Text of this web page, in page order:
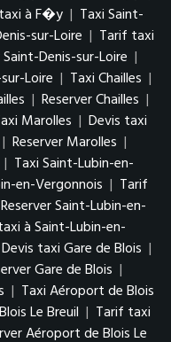
à F�y | Taxi Saint-
sur-Loire | Tarif taxi
Saint-Denis-sur-Loire |
Loire | Taxi Chailles |
| Reserver Chailles |
Marolles | Devis taxi
| Reserver Marolles |
| Taxi Saint-Lubin-en-
en-Vergonnois | Tarif
Reserver Saint-Lubin-en-
à Saint-Lubin-en-
Devis taxi Gare de Blois |
Gare de Blois |
| Taxi Aéroport de Blois
Le Breuil | Tarif taxi
Aéroport de Blois Le